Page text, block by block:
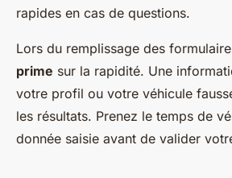
rapides en cas de questions.
Lors du remplissage des
prime sur la rapidité. Une
votre profil ou votre véhicule
les résultats. Prenez le temps de
donnée saisie avant de valider